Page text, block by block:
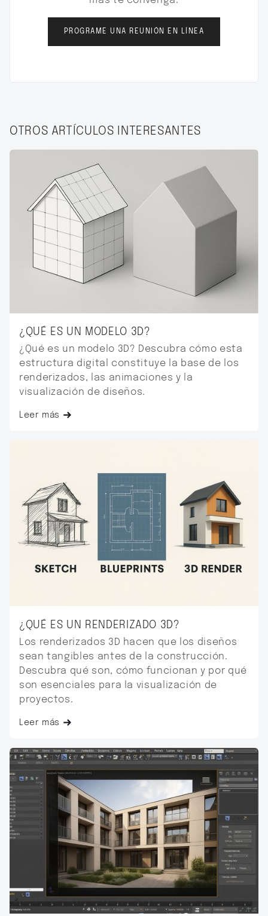
PROGRAME UNA REUNIÓN EN LÍNEA
OTROS ARTÍCULOS INTERESANTES
¿QUÉ ES UN MODELO 3D?
¿Qué es un modelo 3D? Descubra cómo esta
estructura digital constituye la base de los
renderizados, las animaciones y la
visualización de diseños.
Leer más
¿QUÉ ES UN RENDERIZADO 3D?
Los renderizados 3D hacen que los diseños
sean tangibles antes de la construcción.
Descubra qué son, cómo funcionan y por qué
son esenciales para la visualización de
proyectos.
Leer más